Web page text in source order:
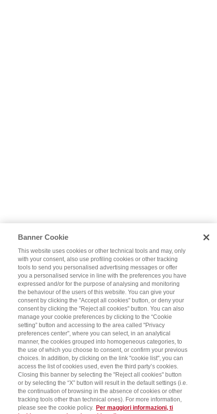
Banner Cookie
This website uses cookies or other technical tools and may, only
with your consent, also use profiling cookies or other tracking
tools to send you personalised advertising messages or offer
you a personalised service in line with the preferences you have
expressed and/or for the purpose of analysing and monitoring
the behaviour of the users of this website. You can give your
consent by clicking the "Accept all cookies" button, or deny your
consent by clicking the "Reject all cookies" button. You can also
manage your cookie preferences by clicking to the “Cookie
setting” button and accessing to the area called "Privacy
preferences center", where you can select, in an analytical
manner, the cookies grouped into homogeneous categories, to
the use of which you choose to consent, or confirm your previous
choices. In addition, by clicking on the link "cookie list", you can
access the list of cookies used, even the third party’s cookies.
Closing this banner by selecting the "Reject all cookies" button
or by selecting the “X” button will result in the default settings (i.e.
the continuation of browsing in the absence of cookies or other
tracking tools other than technical ones). For more information,
please see the cookie policy. Per maggiori informazioni, ti